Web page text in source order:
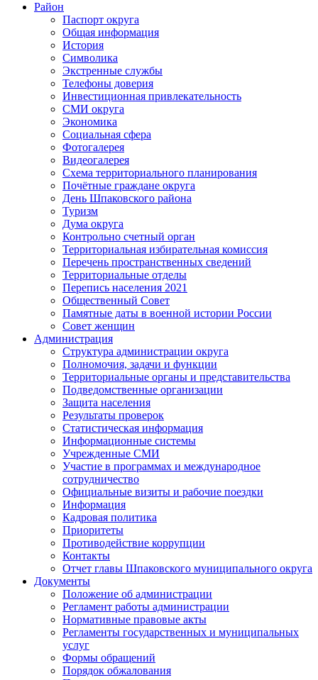
Район
Паспорт округа
Общая информация
История
Символика
Экстренные службы
Телефоны доверия
Инвестиционная привлекательность
СМИ округа
Экономика
Социальная сфера
Фотогалерея
Видеогалерея
Схема территориального планирования
Почётные граждане округа
День Шпаковского района
Туризм
Дума округа
Контрольно счетный орган
Территориальная избирательная комиссия
Перечень пространственных сведений
Территориальные отделы
Перепись населения 2021
Общественный Совет
Памятные даты в военной истории России
Совет женщин
Администрация
Структура администрации округа
Полномочия, задачи и функции
Территориальные органы и представительства
Подведомственные организации
Защита населения
Результаты проверок
Статистическая информация
Информационные системы
Учрежденные СМИ
Участие в программах и международное
сотрудничество
Официальные визиты и рабочие поездки
Информация
Кадровая политика
Приоритеты
Противодействие коррупции
Контакты
Отчет главы Шпаковского муниципального округа
Документы
Положение об администрации
Регламент работы администрации
Нормативные правовые акты
Регламенты государственных и муниципальных
услуг
Формы обращений
Порядок обжалования